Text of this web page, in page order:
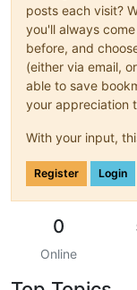
posts each visit?
you'll always
before, and
(either via email,
able to save
your appreciation
With your input,
Register Login
0
Online